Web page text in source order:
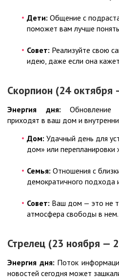
Дети: Общение с
поможет вам лучше
Совет: Реализуйте свою
идею, даже если она
Скорпион (24 октября
Энергия дня: Обновление
приходят в ваш дом и
Дом: Удачный день для
дом» или перепланировки
Семья: Отношения с
демократичного подхода
Совет: Ваш дом — это не
атмосфера свободы в нем.
Стрелец (23 ноября —
Энергия дня: Поток
новостей сегодня может